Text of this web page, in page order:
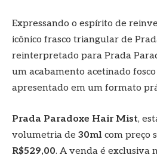
Expressando o espírito de
icônico frasco triangular de
reinterpretado para Prada
um acabamento acetinado
apresentado em um formato
Prada Paradoxe Hair Mist,
volumetria de 30ml com preço
R$529,00. A venda é exclusiva